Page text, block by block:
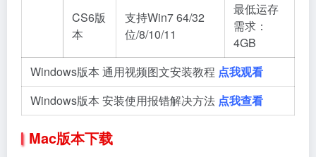
CS6版
本
支持Win7 64/32
位/8/10/11
最低运存
需求：
4GB
Windows版本 通用视频图文安装教程 点我观看
Windows版本 安装使用报错解决方法 点我查看
Mac版本下载